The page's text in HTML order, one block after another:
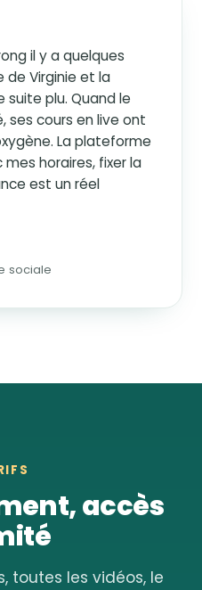
il y a quelques
de Virginie et la
plu. Quand le
ses cours en live ont
La plateforme
horaires, fixer la
est un réel
sociale
accès
toutes les vidéos, le